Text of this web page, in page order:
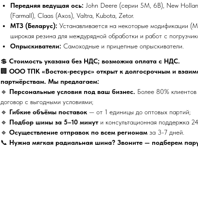
Передняя ведущая ось: John Deere (серии 5M, 6B), New
(Farmall), Claas (Axos), Valtra, Kubota, Zetor.
МТЗ (Беларус): Устанавливается на некоторые модификации
широкая резина для междурядной обработки и работ с
Опрыскиватели: Самоходные и прицепные опрыскиватели.
💲 Стоимость указана без НДС; возможна оплата с НДС.
🏢 ООО ТПК «Восток-ресурс» открыт к долгосрочным и
партнёрствам. Мы предлагаем:
🔹 Персональные условия под ваш бизнес. Более 80%
договор с выгодными условиями;
🔹 Гибкие объёмы поставок — от 1 единицы до оптовых партий;
🔹 Подбор шины за 5–10 минут и консультационная поддержка
🔹 Осуществление отправок по всем регионам за 3-7 дней.
📞 Нужна мягкая радиальная шина? Звоните — подберем